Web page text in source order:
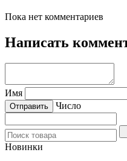
Пока нет комментариев
Написать
Имя
Число
Новинки